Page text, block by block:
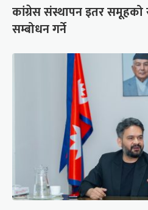
कांग्रेस संस्थापन इतर समूहको
सम्बोधन गर्ने